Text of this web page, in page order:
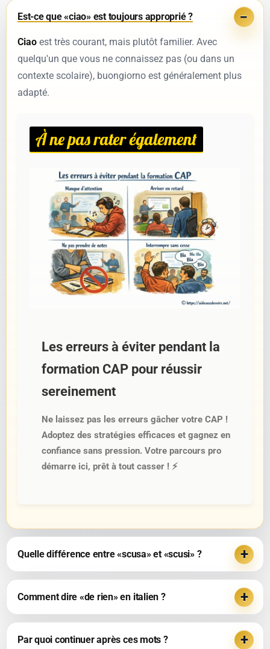
Est-ce que «ciao» est toujours approprié ?
Ciao est très courant, mais plutôt familier. Avec
quelqu'un que vous ne connaissez pas (ou dans un
contexte scolaire), buongiorno est généralement plus
adapté.
À ne pas rater également
Les erreurs à éviter pendant la
formation CAP pour réussir
sereinement
Ne laissez pas les erreurs gâcher votre CAP !
Adoptez des stratégies efficaces et gagnez en
confiance sans pression. Votre parcours pro
démarre ici, prêt à tout casser ! ⚡
Quelle différence entre «scusa» et «scusi» ?
Comment dire «de rien» en italien ?
Par quoi continuer après ces mots ?